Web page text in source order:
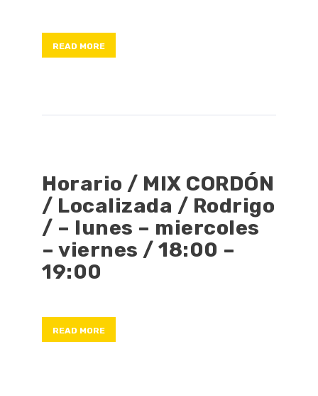
READ MORE
Horario / MIX CORDÓN
/ Localizada / Rodrigo
/ – lunes – miercoles
– viernes / 18:00 –
19:00
READ MORE